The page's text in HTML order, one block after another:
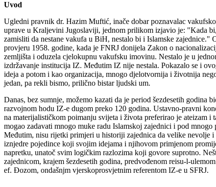
Uvod
Ugledni pravnik dr. Hazim Muftić, inače dobar poznavalac
uprave u Kraljevini Jugoslaviji, jednom prilikom izjavio je: "Kada
zamisliti da nestane vakufa u BiH, nestalo bi i Islamske zajednice."
provjeru 1958. godine, kada je FNRJ donijela Zakon o
zemljišta i oduzela cjelokupnu vakufsku imovinu. Nestalo je u
izdržavanje institucija IZ. Međutim IZ nije nestala. Pokazalo se i
ideja a potom i kao organizacija, mnogo djelotvornija i životnija
jedan, pa rekli bismo, prilično bistar ljudski um.
Danas, bez sumnje, možemo kazati da je period šezdesetih godina
razvojnom hodu IZ-e dugom preko 120 godina. Ustavno-pravni
na materijalističkom poimanju svijeta i života preferirao je ateizam i
mogao zadavati mnogo muke radu Islamskoj zajednici i pod
Međutim, nisu rijetki primjeri u historiji zajednica da velike nevolje i
iznjedre pojedince koji svojim idejama i njihovom primjenom
napretku, unatoč svim logičkim razlozima koji govore suprotno.
zajednicom, krajem šezdesetih godina, predvođenom reisu-l-
ef. Đozom, ondašnjm vjerskoprosvjetnim referentom IZ-e u SFRJ.